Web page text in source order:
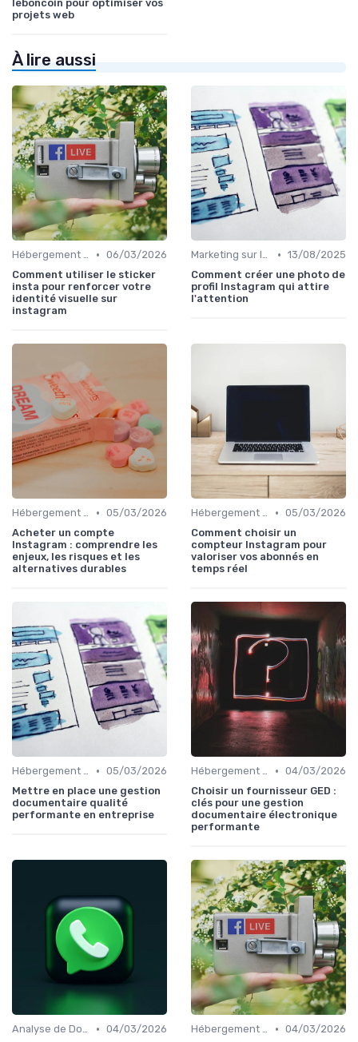
leboncoin pour optimiser vos
projets web
À lire aussi
Hébergement et Maintenance Web • 06/03/2026
Comment utiliser le sticker
insta pour renforcer votre
identité visuelle sur
instagram
Marketing sur les Réseaux Sociaux • 13/08/2025
Comment créer une photo de
profil Instagram qui attire
l'attention
Hébergement et Maintenance Web • 05/03/2026
Acheter un compte
Instagram : comprendre les
enjeux, les risques et les
alternatives durables
Hébergement et Maintenance Web • 05/03/2026
Comment choisir un
compteur Instagram pour
valoriser vos abonnés en
temps réel
Hébergement et Maintenance Web • 05/03/2026
Mettre en place une gestion
documentaire qualité
performante en entreprise
Hébergement et Maintenance Web • 04/03/2026
Choisir un fournisseur GED :
clés pour une gestion
documentaire électronique
performante
Analyse de Données et Reporting • 04/03/2026
Hébergement et Maintenance Web • 04/03/2026